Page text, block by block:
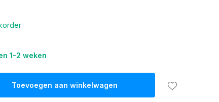
1-2 weken
Toevoegen aan winkelwagen